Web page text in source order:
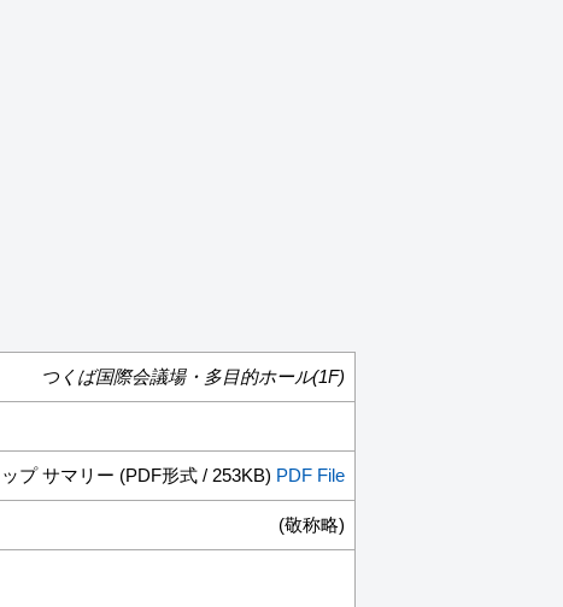
つくば国際会議場・多目的ホール(1F)
プ サマリー (PDF形式 / 253KB) PDF File
(敬称略)